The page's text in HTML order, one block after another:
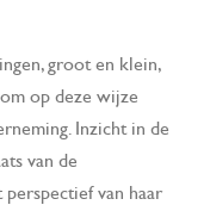
groot en klein,
op deze wijze
Inzicht in de
van de
van haar